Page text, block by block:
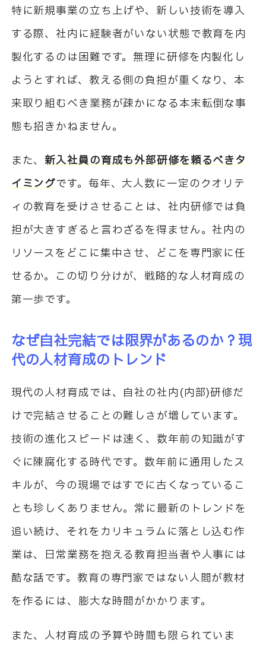
特に新規事業の立ち上げや、新しい技術を導入
する際、社内に経験者がいない状態で教育を内
製化するのは困難です。無理に研修を内製化し
ようとすれば、教える側の負担が重くなり、本
来取り組むべき業務が疎かになる本末転倒な事
態も招きかねません。
また、新入社員の育成も外部研修を頼るべきタ
イミングです。毎年、大人数に一定のクオリテ
ィの教育を受けさせることは、社内研修では負
担が大きすぎると言わざるを得ません。社内の
リソースをどこに集中させ、どこを専門家に任
せるか。この切り分けが、戦略的な人材育成の
第一歩です。
なぜ自社完結では限界があるのか？現
代の人材育成のトレンド
現代の人材育成では、自社の社内(内部)研修だ
けで完結させることの難しさが増しています。
技術の進化スピードは速く、数年前の知識がす
ぐに陳腐化する時代です。数年前に通用したス
キルが、今の現場ではすでに古くなっているこ
とも珍しくありません。常に最新のトレンドを
追い続け、それをカリキュラムに落とし込む作
業は、日常業務を抱える教育担当者や人事には
酷な話です。教育の専門家ではない人間が教材
を作るには、膨大な時間がかかります。
また、人材育成の予算や時間も限られていま